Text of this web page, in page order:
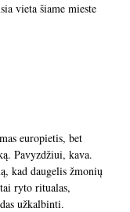
vieta šiame mieste
europietis, bet
Pavyzdžiui, kava.
kad daugelis žmonių
ryto ritualas,
užkalbinti.